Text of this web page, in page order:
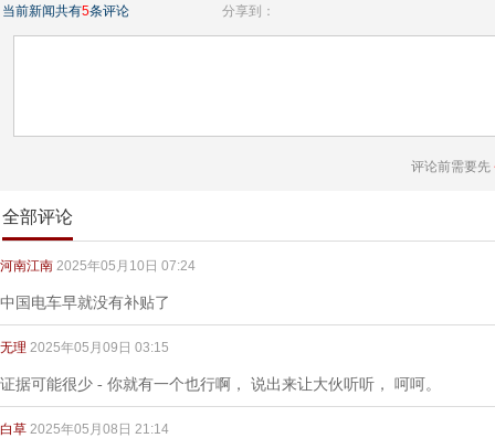
当前新闻共有5条评论 分享到：
评论前需要先
全部评论
河南江南 2025年05月10日 07:24
中国电车早就没有补贴了
无理 2025年05月09日 03:15
证据可能很少 - 你就有一个也行啊， 说出来让大伙听听， 呵呵。
白草 2025年05月08日 21:14